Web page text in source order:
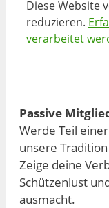
Diese Website
reduzieren.
verarbeitet
Passive
Werde Teil
unsere
Zeige deine
Schützenlust
ausmacht.